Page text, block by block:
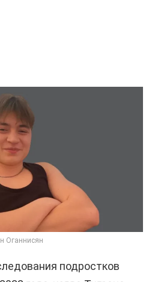
Оганнисян
подростков